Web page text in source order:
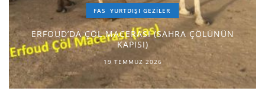
FAS YURTDIŞI GEZILER
ERFOUD’DA ÇÖL MACERASI (SAHRA ÇÖLÜNÜN
KAPISI)
19 TEMMUZ 2026